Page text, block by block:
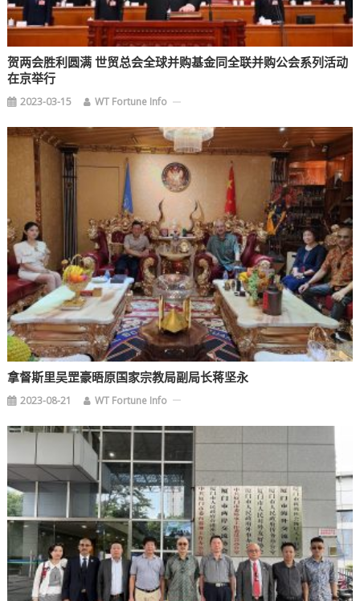
贺两会胜利圆满 世贸总会全球并购基金同全联并购公会系列活动
在京举行
2023-03-15 WT Fortune Info
拿督斯里吴罡豪晤原国家宗教局副局长蒋坚永
2023-08-21 WT Fortune Info